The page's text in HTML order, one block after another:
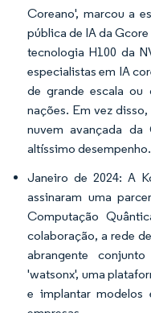
Coreano', marcou a
pública de IA da
tecnologia H100 da
especialistas em IA
de grande escala ou
nações. Em vez
nuvem avançada
altíssimo desempenho.
Janeiro de 2024: A
assinaram uma
Computação
colaboração, a rede
abrangente
'watsonx', uma
e implantar modelos